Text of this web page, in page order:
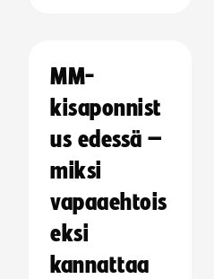
MM-
kisaponnist
us edessä –
miksi
vapaaehtois
eksi
kannattaa